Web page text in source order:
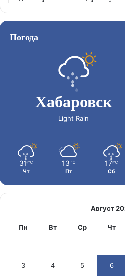
Погода
Хабаровск
Light Rain
31 ℃
Чт
13 ℃
Пт
17 ℃
Сб
Август
Пн Вт Ср Чт
3 4 5 6